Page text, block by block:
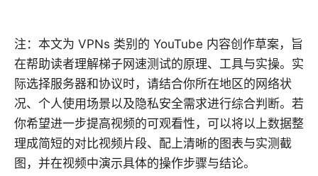
注：本文为 VPNs 类别的 YouTube 内容创作草案，旨
在帮助读者理解梯子网速测试的原理、工具与实操。实
际选择服务器和协议时，请结合你所在地区的网络状
况、个人使用场景以及隐私安全需求进行综合判断。若
你希望进一步提高视频的可观看性，可以将以上数据整
理成简短的对比视频片段、配上清晰的图表与实测截
图，并在视频中演示具体的操作步骤与结论。